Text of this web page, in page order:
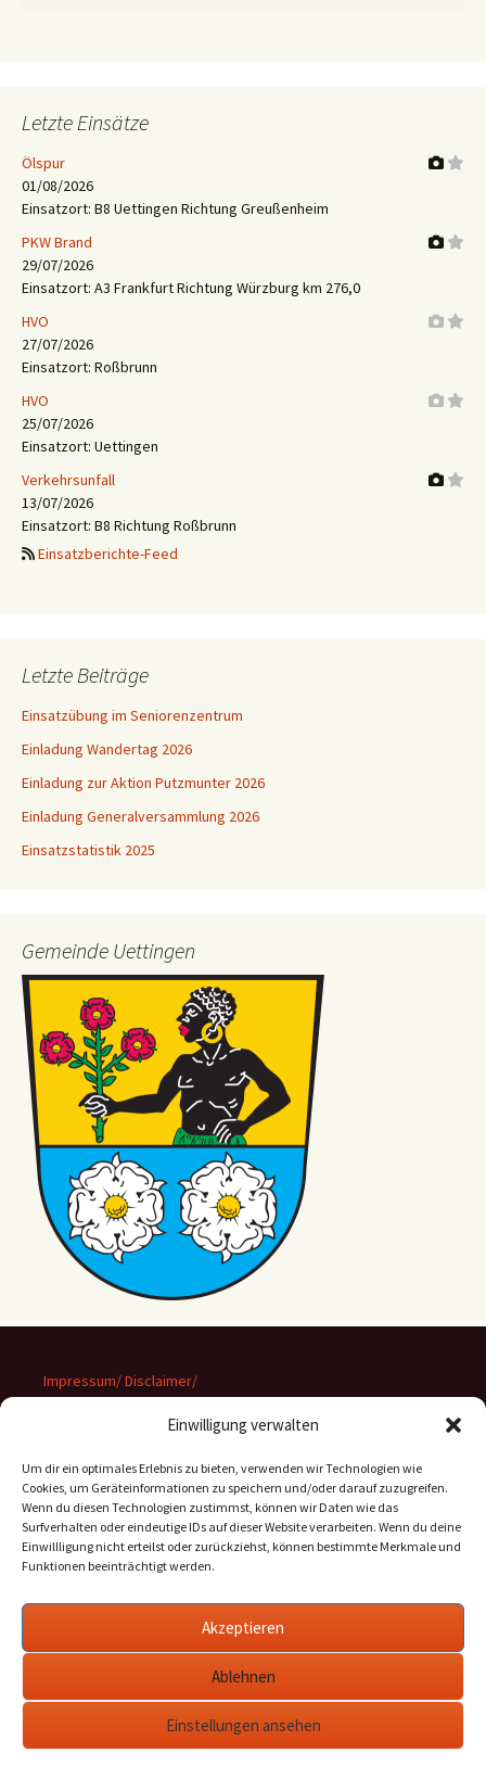
Einwilligung verwalten
Um dir ein optimales Erlebnis zu bieten, verwenden wir Technologien wie
Cookies, um Geräteinformationen zu speichern und/oder darauf zuzugreifen.
Wenn du diesen Technologien zustimmst, können wir Daten wie das
Surfverhalten oder eindeutige IDs auf dieser Website verarbeiten. Wenn du deine
Einwillligung nicht erteilst oder zurückziehst, können bestimmte Merkmale und
Funktionen beeinträchtigt werden.
Akzeptieren
Ablehnen
Einstellungen ansehen
Letzte Einsätze
Ölspur
01/08/2026
Einsatzort: B8 Uettingen Richtung Greußenheim
PKW Brand
29/07/2026
Einsatzort: A3 Frankfurt Richtung Würzburg km 276,0
HVO
27/07/2026
Einsatzort: Roßbrunn
HVO
25/07/2026
Einsatzort: Uettingen
Verkehrsunfall
13/07/2026
Einsatzort: B8 Richtung Roßbrunn
Einsatzberichte-Feed
Letzte Beiträge
Einsatzübung im Seniorenzentrum
Einladung Wandertag 2026
Einladung zur Aktion Putzmunter 2026
Einladung Generalversammlung 2026
Einsatzstatistik 2025
Gemeinde Uettingen
Impressum/ Disclaimer/
Datenschutz
Suchen
nach: